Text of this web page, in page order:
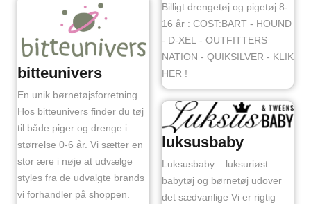
bitteunivers
En unik børnetøjsforretning
Hos bitteunivers finder du tøj
til både piger og drenge i
størrelse 0-6 år. Vi sætter en
stor ære i nøje at udvælge
styles fra de udvalgte brands
vi forhandler på shoppen.
Billigt drengetøj og pigetøj 8-
16 år : COST:BART - HOUND
- D-XEL - OUTFITTERS
NATION - QUIKSILVER - KLIK
HER !
luksusbaby
Luksusbaby – luksuriøst
babytøj og børnetøj udover
det sædvanlige Vi er rigtig